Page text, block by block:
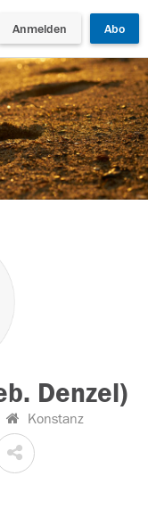
Anmelden Abo
Denzel)
Konstanz